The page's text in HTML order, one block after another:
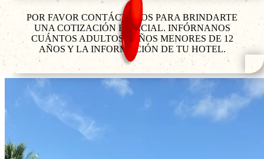
POR FAVOR CONTÁCTANOS PARA BRINDARTE
UNA COTIZACIÓN ESPECIAL. INFÓRNANOS
CUÁNTOS ADULTOS, NIÑOS MENORES DE 12
AÑOS Y LA INFORMACIÓN DE TU HOTEL.